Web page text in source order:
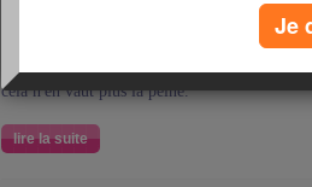
bonjour à vos voisins non plus ? Est-ce la
Certaines ont tellement d'amies qu'elles
tant pis...J'attendrai... D'autres ont
cela n'en vaut plus la peine.
lire la suite
Je